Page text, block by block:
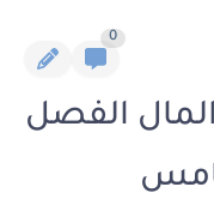
0
الفصل